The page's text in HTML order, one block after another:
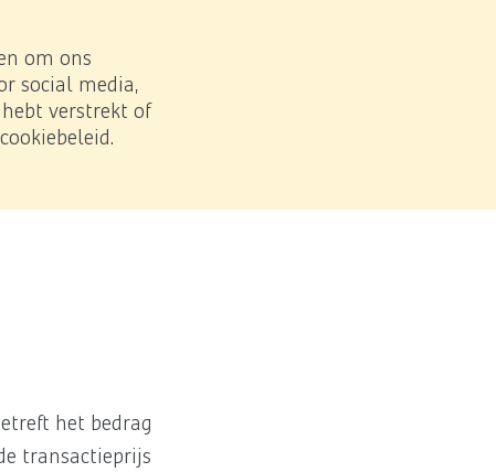
om ons
social media,
verstrekt of
het bedrag
transactieprijs